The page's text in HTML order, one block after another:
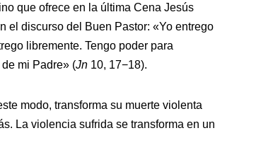
que ofrece en la última Cena Jesús
el discurso del Buen Pastor: «Yo entrego
libremente. Tengo poder para
mi Padre» (Jn 10, 17−18).
modo, transforma su muerte violenta
La violencia sufrida se transforma en un